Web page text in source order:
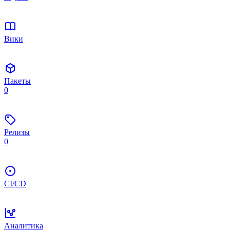
Вики
Пакеты
0
Релизы
0
CI/CD
Аналитика